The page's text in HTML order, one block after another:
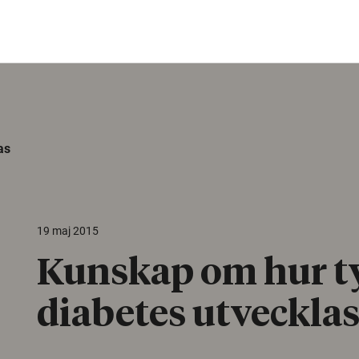
19 maj 2015
Kunskap om hur
diabetes utvecklas